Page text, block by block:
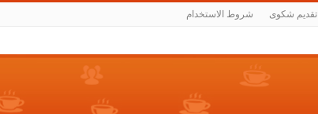
تقديم شكوى شروط الاستخدام